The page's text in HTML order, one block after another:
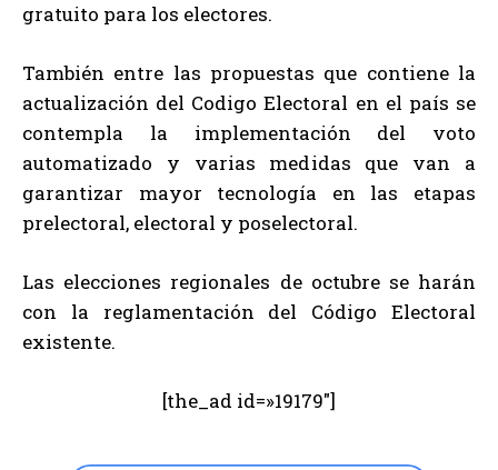
gratuito para los electores.
También entre las propuestas que contiene la
actualización del Codigo Electoral en el país se
contempla la implementación del voto
automatizado y varias medidas que van a
garantizar mayor tecnología en las etapas
prelectoral, electoral y poselectoral.
Las elecciones regionales de octubre se harán
con la reglamentación del Código Electoral
existente.
[the_ad id=»19179″]